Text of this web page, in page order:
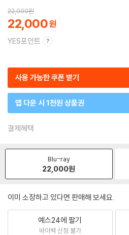
22,000원
22,000
YES포인트
사용 가능한 쿠폰 받기
앱 다운 시 1천원 상품권
결제혜택
Blu-ray
22,000원
이미 소장하고 있다면 판매해 보세요.
예스24에 팔기
바이백 신청 불가